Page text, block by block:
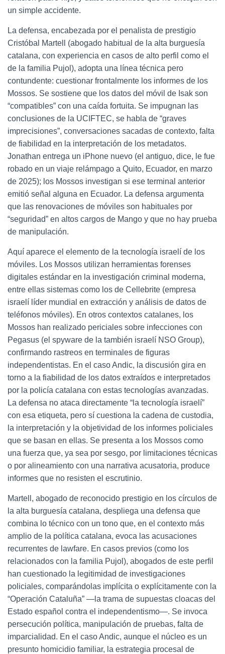
un simple accidente.
La defensa, encabezada por el penalista de prestigio
Cristóbal Martell (abogado habitual de la alta burguesía
catalana, con experiencia en casos de alto perfil como el
de la familia Pujol), adopta una línea técnica pero
contundente: cuestionar frontalmente los informes de los
Mossos. Se sostiene que los datos del móvil de Isak son
“compatibles” con una caída fortuita. Se impugnan las
conclusiones de la UCIFTEC, se habla de “graves
imprecisiones”, conversaciones sacadas de contexto, falta
de fiabilidad en la interpretación de los metadatos.
Jonathan entrega un iPhone nuevo (el antiguo, dice, le fue
robado en un viaje relámpago a Quito, Ecuador, en marzo
de 2025); los Mossos investigan si ese terminal anterior
emitió señal alguna en Ecuador. La defensa argumenta
que las renovaciones de móviles son habituales por
“seguridad” en altos cargos de Mango y que no hay prueba
de manipulación.
Aquí aparece el elemento de la tecnología israelí de los
móviles. Los Mossos utilizan herramientas forenses
digitales estándar en la investigación criminal moderna,
entre ellas sistemas como los de Cellebrite (empresa
israelí líder mundial en extracción y análisis de datos de
teléfonos móviles). En otros contextos catalanes, los
Mossos han realizado periciales sobre infecciones con
Pegasus (el spyware de la también israelí NSO Group),
confirmando rastreos en terminales de figuras
independentistas. En el caso Andic, la discusión gira en
torno a la fiabilidad de los datos extraídos e interpretados
por la policía catalana con estas tecnologías avanzadas.
La defensa no ataca directamente “la tecnología israelí”
con esa etiqueta, pero sí cuestiona la cadena de custodia,
la interpretación y la objetividad de los informes policiales
que se basan en ellas. Se presenta a los Mossos como
una fuerza que, ya sea por sesgo, por limitaciones técnicas
o por alineamiento con una narrativa acusatoria, produce
informes que no resisten el escrutinio.
Martell, abogado de reconocido prestigio en los círculos de
la alta burguesía catalana, despliega una defensa que
combina lo técnico con un tono que, en el contexto más
amplio de la política catalana, evoca las acusaciones
recurrentes de lawfare. En casos previos (como los
relacionados con la familia Pujol), abogados de este perfil
han cuestionado la legitimidad de investigaciones
policiales, comparándolas implícita o explícitamente con la
“Operación Cataluña” —la trama de supuestas cloacas del
Estado español contra el independentismo—. Se invoca
persecución política, manipulación de pruebas, falta de
imparcialidad. En el caso Andic, aunque el núcleo es un
presunto homicidio familiar, la estrategia procesal de